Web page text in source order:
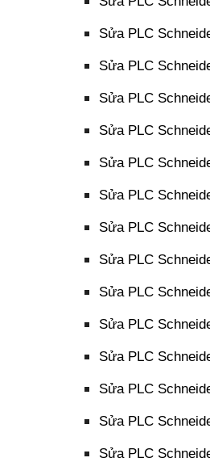
Sửa PLC
Sửa PLC
Sửa PLC
Sửa PLC
Sửa PLC
Sửa PLC
Sửa PLC
Sửa PLC
Sửa PLC
Sửa PLC
Sửa PLC
Sửa PLC
Sửa PLC
Sửa PLC